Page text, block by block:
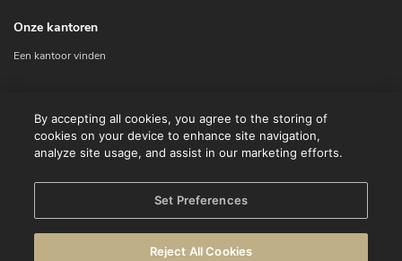
Onze kantoren
Een kantoor vinden
Contact
Facebook
By accepting all cookies, you agree to the storing of
cookies on your device to enhance site navigation,
analyze site usage, and assist in our marketing efforts.
Set Preferences
Reject All Cookies